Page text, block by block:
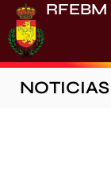
RFEBM
NOTICIAS